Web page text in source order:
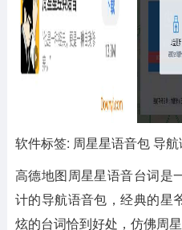
软件标签: 周星星语音包 导
高德地图周星星语音台词是
计的导航语音包，经典的星
炫的台词恰到好处，仿佛周